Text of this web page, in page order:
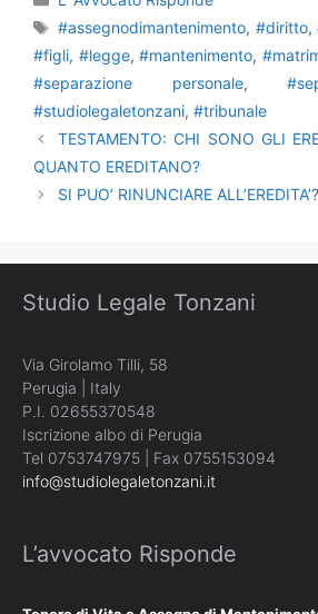
Tag
#assegnodimantenimento, #diritto,
#figli, #legge, #mantenimento,
#separazione personale,
#studiolegaletonzani, #tribunale
TESTAMENTO: CHI SONO GLI
QUANTO EREDITANO?
SI PUO’ RINUNCIARE ALL’EREDITA’?
Studio Legale Tonzani
Via Girolamo Tilli, 58
Perugia | Italy
P.I. 02655370548
Iscrizione albo di Perugia
Tel 0753747975 | Fax 0755153094
info@studiolegaletonzani.it
L’avvocato Risponde